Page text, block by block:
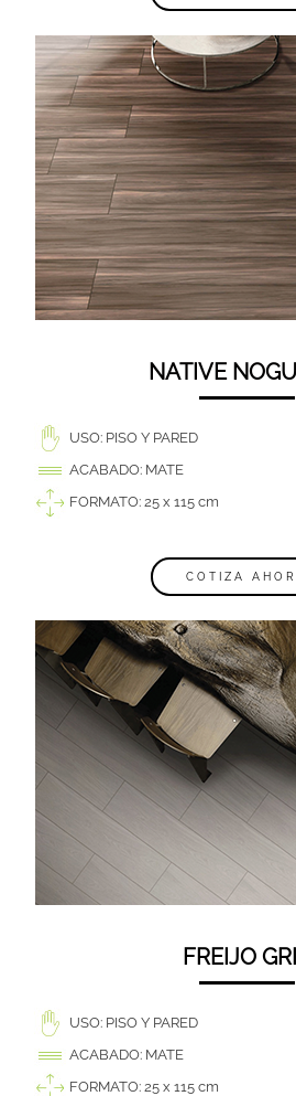
NATIVE
USO: PISO Y PARED
ACABADO: MATE
FORMATO: 25 x 115 cm
COTIZA
FREIJO
USO: PISO Y PARED
ACABADO: MATE
FORMATO: 25 x 115 cm